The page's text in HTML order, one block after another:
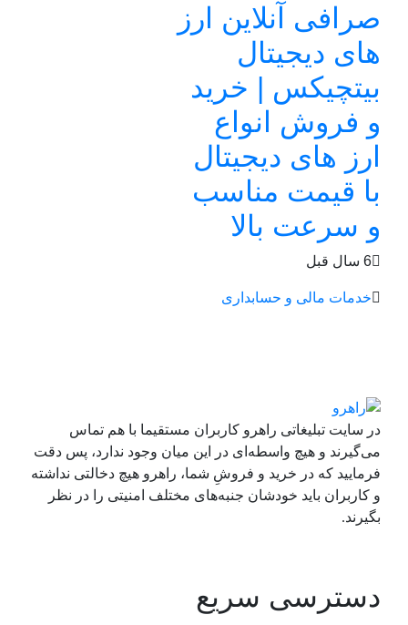
صرافی آنلاین ارز
های دیجیتال
بیتچیکس | خرید
و فروش انواع
ارز های دیجیتال
با قیمت مناسب
و سرعت بالا
6 سال قبل
خدمات مالی و حسابداری
در سایت تبلیغاتی راهرو کاربران مستقیما با هم تماس
می‌گیرند و هیچ واسطه‌ای در این میان وجود ندارد، پس دقت
فرمایید که در خرید و فروشِ شما، راهرو هیچ دخالتی نداشته
و کاربران باید خودشان جنبه‌های مختلف امنیتی را در نظر
بگیرند.
دسترسی سریع